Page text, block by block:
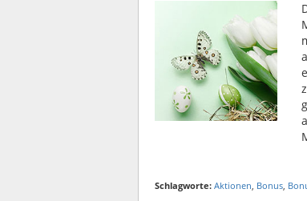
Schlagworte: Aktionen, Bonus,